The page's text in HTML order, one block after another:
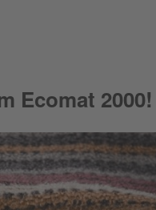
Ecomat 2000!